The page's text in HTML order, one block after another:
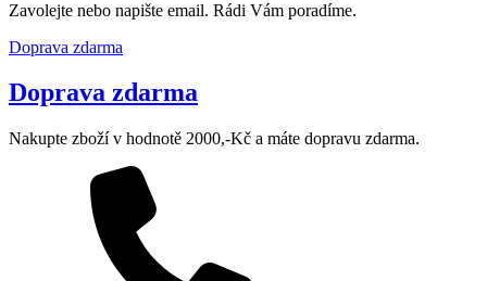
Zavolejte nebo napište email. Rádi Vám poradíme.
Doprava zdarma
Doprava zdarma
Nakupte zboží v hodnotě 2000,-Kč a máte dopravu zdarma.